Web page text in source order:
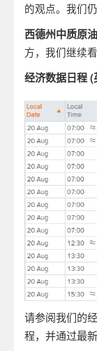
的观点。我们
西德州中质原油
方，我们继续看
经济数据日程(
请参阅我们的
程，并通过最